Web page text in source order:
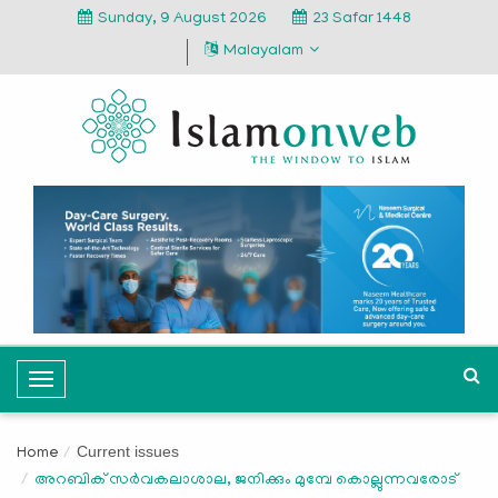
Sunday, 9 August 2026
23 Safar 1448
Malayalam
T
o
g
l
Home Current issues
അറബിക് സര്‍വകലാശാല, ജനിക്കും മുമ്പേ കൊല്ലുന്നവരോട്